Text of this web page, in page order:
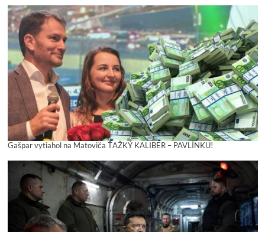
Gašpar vytiahol na Matoviča ŤAŽKÝ KALIBER – PAVLÍNKU!